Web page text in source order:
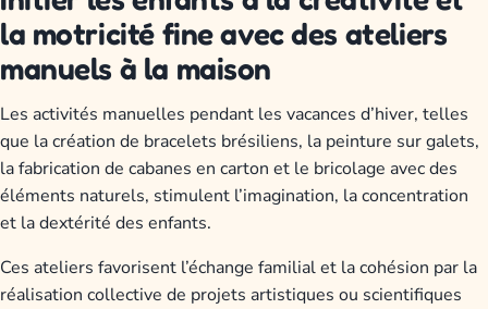
la motricité fine avec des ateliers
manuels à la maison
Les activités manuelles pendant les vacances d’hiver, telles
que la création de bracelets brésiliens, la peinture sur galets,
la fabrication de cabanes en carton et le bricolage avec des
éléments naturels, stimulent l’imagination, la concentration
et la dextérité des enfants.
Ces ateliers favorisent l’échange familial et la cohésion par la
réalisation collective de projets artistiques ou scientifiques